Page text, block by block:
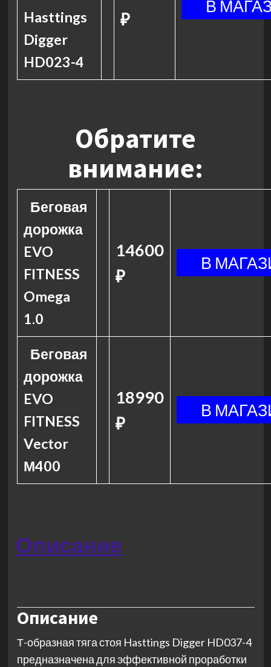
Hasttings
Digger
HD023-4
₽
Обратите
внимание:
Беговая
дорожка
EVO
FITNESS
Omega
1.0
14600
₽
Беговая
дорожка
EVO
FITNESS
Vector
М400
18990
₽
Описание
Описание
Т-образная тяга стоя Hasttings Digger HD037-4
предназначена для эффективной проработки